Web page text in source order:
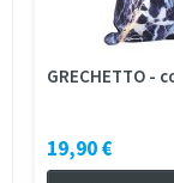
GRECHETTO -
19,90 €